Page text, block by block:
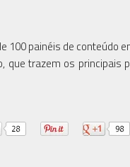
100 painéis de
que trazem os